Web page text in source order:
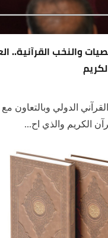
والنخب
الدولي وبالتعاون
الكريم والذي اح...